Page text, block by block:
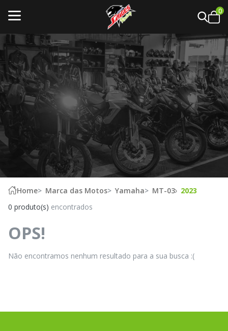
0
Home Marca das Motos Yamaha MT-03
2023
0 produto(s) encontrados
OPS!
Não encontramos nenhum resultado para a sua busca :(